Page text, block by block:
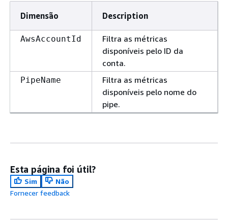
Dimensão Description
AwsAccountId
Filtra as métricas
disponíveis pelo ID da
conta.
PipeName
Filtra as métricas
disponíveis pelo nome do
pipe.
Esta página foi útil?
Sim
Não
Fornecer feedback